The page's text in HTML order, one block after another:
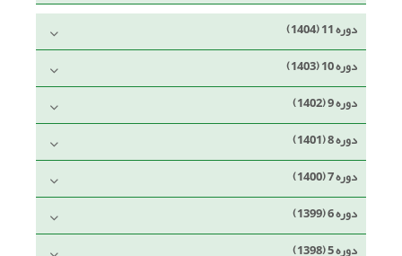
دوره 11 (1404)
دوره 10 (1403)
دوره 9 (1402)
دوره 8 (1401)
دوره 7 (1400)
دوره 6 (1399)
دوره 5 (1398)